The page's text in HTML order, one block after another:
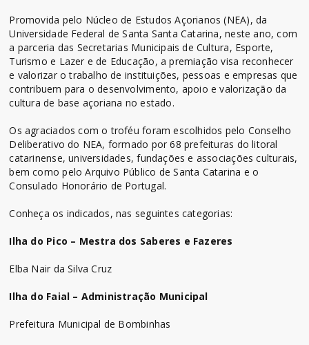
Promovida pelo Núcleo de Estudos Açorianos (NEA), da
Universidade Federal de Santa Santa Catarina, neste ano, com
a parceria das Secretarias Municipais de Cultura, Esporte,
Turismo e Lazer e de Educação, a premiação visa reconhecer
e valorizar o trabalho de instituições, pessoas e empresas que
contribuem para o desenvolvimento, apoio e valorização da
cultura de base açoriana no estado.
Os agraciados com o troféu foram escolhidos pelo Conselho
Deliberativo do NEA, formado por 68 prefeituras do litoral
catarinense, universidades, fundações e associações culturais,
bem como pelo Arquivo Público de Santa Catarina e o
Consulado Honorário de Portugal.
Conheça os indicados, nas seguintes categorias:
Ilha do Pico – Mestra dos Saberes e Fazeres
Elba Nair da Silva Cruz
Ilha do Faial – Administração Municipal
Prefeitura Municipal de Bombinhas